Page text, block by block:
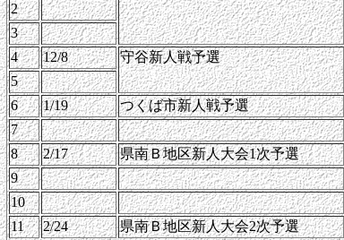
2
3
4
12/8 守谷新人戦予選
5
6
1/19 つくば市新人戦予選
7
8
2/17 県南Ｂ地区新人大会1次予選
9
10
11
2/24 県南Ｂ地区新人大会2次予選